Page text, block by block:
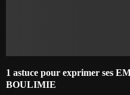
1 astuce pour exprimer ses
BOULIMIE